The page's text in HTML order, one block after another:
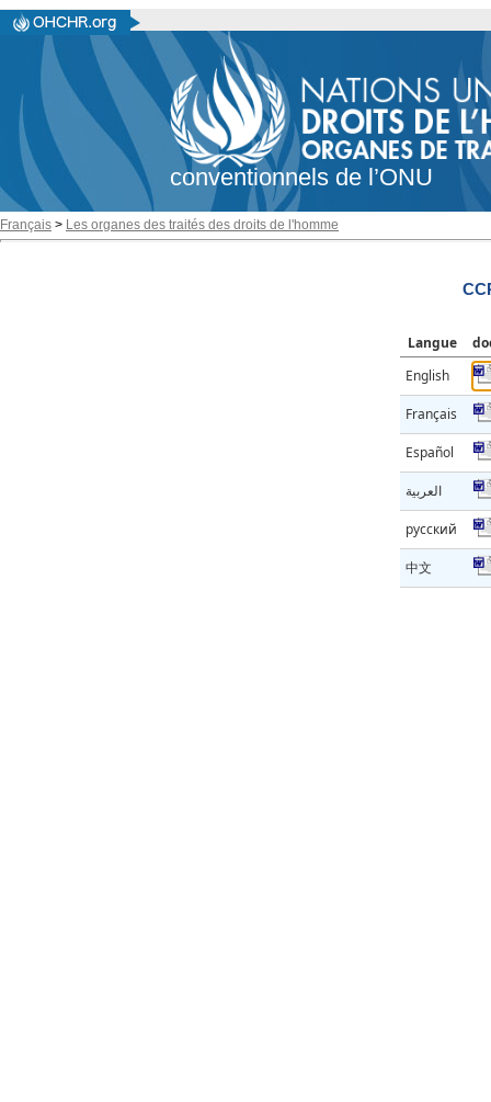
conventionnels de l’ONU
Français > Les organes des traités des droits de l'homme
Langue
English
Français
Español
العربية
русский
中文